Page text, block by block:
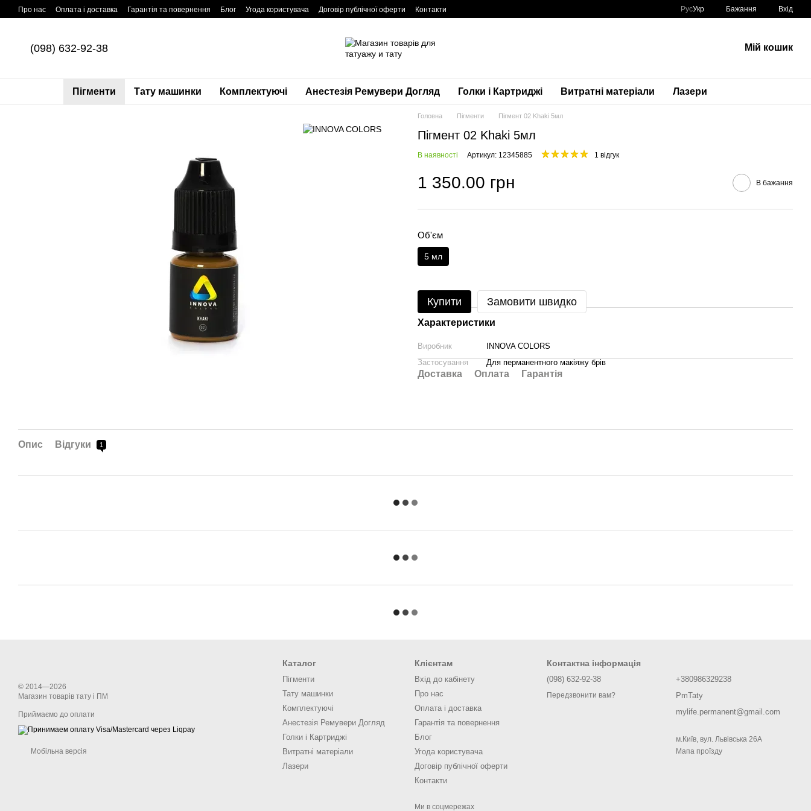
Перейти до основного контенту
Про нас Оплата і доставка Гарантія та повернення Блог Угода користувача Договір публічної оферти Контакти РусУкр Бажання Вхід
(098) 632-92-38 Мій кошик
Пігменти Тату машинки Комплектуючі Анестезія Ремувери Догляд Голки і Картриджі Витратні матеріали Лазери
Головна Пігменти Пігмент 02 Khaki 5мл
Пігмент 02 Khaki 5мл
В наявності Артикул: 12345885 1 відгук
1 350.00 грн В бажання
Об'єм
5 мл
Купити Замовити швидко
Характеристики
Виробник
INNOVA COLORS
Застосування
Для перманентного макіяжу брів
Доставка Оплата Гарантія
Опис Відгуки 1
© 2014—2026
Магазин товарів тату і ПМ
Приймаємо до оплати
Мобільна версія
Каталог
Пігменти
Тату машинки
Комплектуючі
Анестезія Ремувери Догляд
Голки і Картриджі
Витратні матеріали
Лазери
Клієнтам
Вхід до кабінету
Про нас
Оплата і доставка
Гарантія та повернення
Блог
Угода користувача
Договір публічної оферти
Контакти
Ми в соцмережах
Контактна інформація
(098) 632-92-38
Передзвонити вам?
+380986329238
PmTaty
mylife.permanent@gmail.com
м.Київ, вул. Львівська 26А
Мапа проїзду